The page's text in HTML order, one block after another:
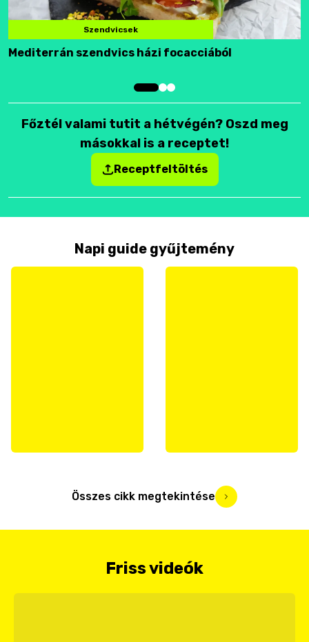
Szendvicsek
Mediterrán szendvics házi focacciából
Főztél valami tutit a hétvégén? Oszd meg
másokkal is a receptet!
Receptfeltöltés
Napi guide gyűjtemény
Összes cikk megtekintése
Friss videók